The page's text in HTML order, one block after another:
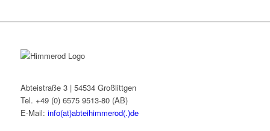
Abteistraße 3 | 54534 Großlittgen
Tel. +49 (0) 6575 9513-80 (AB)
E-Mail: info(at)abteihimmerod(.)de